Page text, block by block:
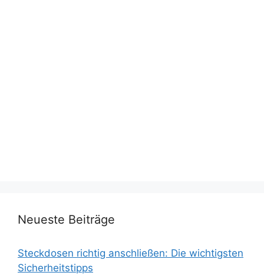
Neueste Beiträge
Steckdosen richtig anschließen: Die wichtigsten
Sicherheitstipps